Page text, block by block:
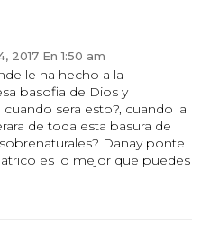
2017 En 1:50 am
le ha hecho a la
basofia de Dios y
sera esto?, cuando la
de toda esta basura de
Danay ponte
es lo mejor que puedes